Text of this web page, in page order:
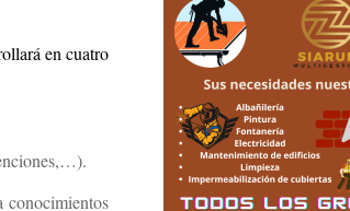
en cuatro
conocimientos